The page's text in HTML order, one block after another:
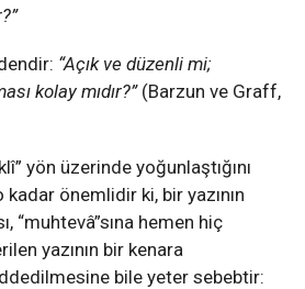
“Açık ve düzenli mi;
kolay mıdır?” (Barzun ve Graff,
yön üzerinde yoğunlaştığını
önemlidir ki, bir yazının
“muhtevâ”sına hemen hiç
yazının bir kenara
bile yeter sebebtir: